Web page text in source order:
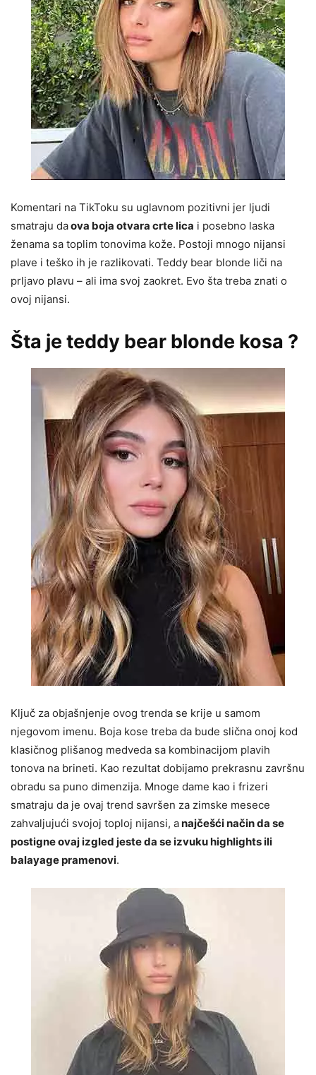
Komentari na TikToku su uglavnom pozitivni jer ljudi
smatraju daova boja otvara crte lica i posebno laska
ženama sa toplim tonovima kože. Postoji mnogo nijansi
plave i teško ih je razlikovati. Teddy bear blonde liči na
prljavo plavu – ali ima svoj zaokret. Evo šta treba znati o
ovoj nijansi.
Šta je teddy bear blonde kosa ?
Ključ za objašnjenje ovog trenda se krije u samom
njegovom imenu. Boja kose treba da bude slična onoj kod
klasičnog plišanog medveda sa kombinacijom plavih
tonova na brineti. Kao rezultat dobijamo prekrasnu završnu
obradu sa puno dimenzija. Mnoge dame kao i frizeri
smatraju da je ovaj trend savršen za zimske mesece
zahvaljujući svojoj toploj nijansi, anajčešći način da se
postigne ovaj izgled jeste da se izvuku highlights ili
balayage pramenovi.